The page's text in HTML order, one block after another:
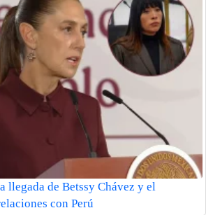
llegada de Betssy Chávez y el
con Perú